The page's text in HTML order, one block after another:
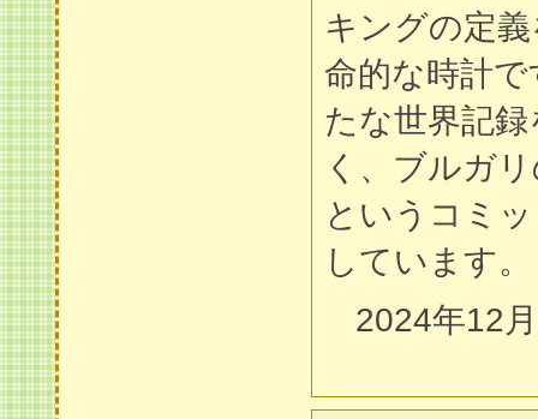
キングの定
命的な時計
たな世界記
く、ブルガ
というコミ
しています。
2024年12